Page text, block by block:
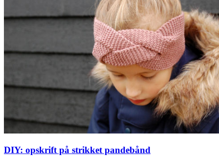
DIY: opskrift på strikket pandebånd